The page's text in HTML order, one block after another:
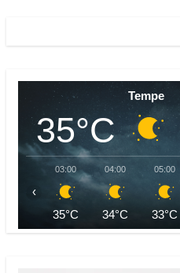
Tempe
35°C
03:00
35°C
04:00
34°C
05:00
33°C
‹